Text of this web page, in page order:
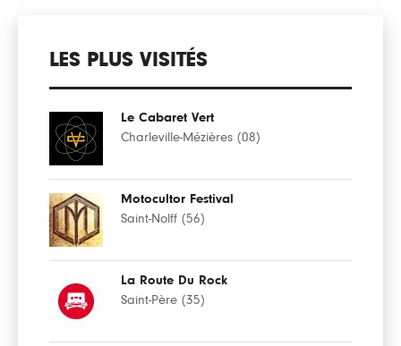
LES PLUS VISITÉS
Le Cabaret Vert
Charleville-Mézières (08)
Motocultor Festival
Saint-Nolff (56)
La Route Du Rock
Saint-Père (35)